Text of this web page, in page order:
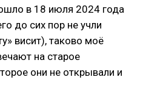
в 18 июля 2024 года
до сих пор не учли
висит), таково моё
на старое
они не открывали и